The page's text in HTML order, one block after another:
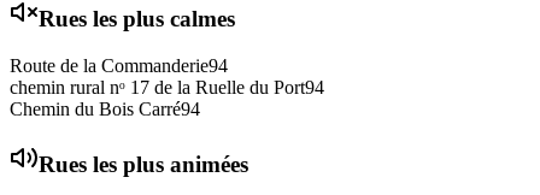
Rues les plus calmes
Route de la Commanderie94
chemin rural nᵒ 17 de la Ruelle du Port94
Chemin du Bois Carré94
Rues les plus animées